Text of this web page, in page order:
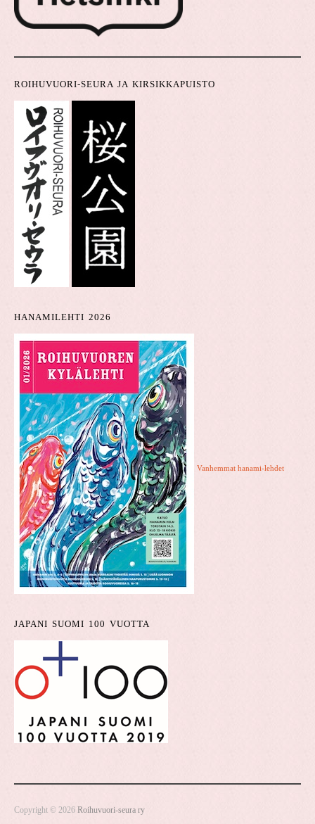
ROIHUVUORI-SEURA JA KIRSIKKAPUISTO
HANAMILEHTI 2026
Vanhemmat hanami-lehdet
JAPANI SUOMI 100 VUOTTA
Copyright © 2026 Roihuvuori-seura ry